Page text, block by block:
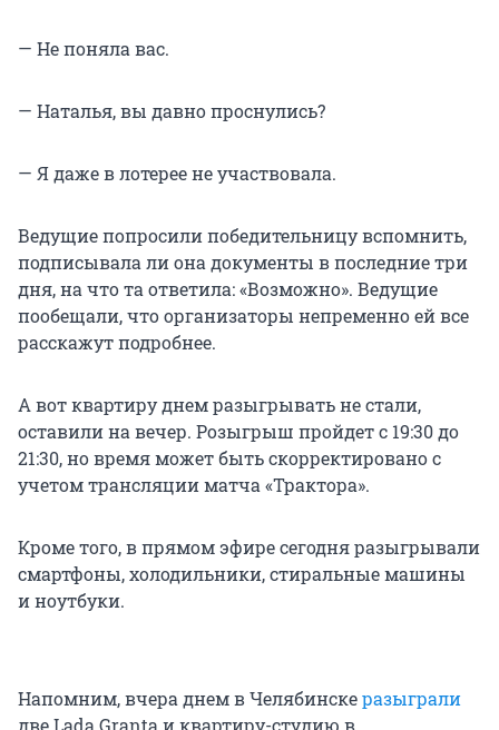
— Не поняла вас.
— Наталья, вы давно проснулись?
— Я даже в лотерее не участвовала.
Ведущие попросили победительницу вспомнить,
подписывала ли она документы в последние три
дня, на что та ответила: «Возможно». Ведущие
пообещали, что организаторы непременно ей все
расскажут подробнее.
А вот квартиру днем разыгрывать не стали,
оставили на вечер. Розыгрыш пройдет с 19:30 до
21:30, но время может быть скорректировано с
учетом трансляции матча «Трактора».
Кроме того, в прямом эфире сегодня разыгрывали
смартфоны, холодильники, стиральные машины
и ноутбуки.
Напомним, вчера днем в Челябинскеразыграли